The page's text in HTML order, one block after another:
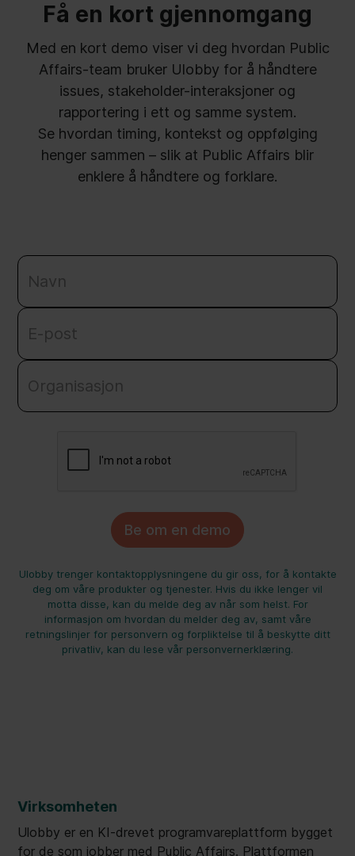
Få en kort gjennomgang
Med en kort demo viser vi deg hvordan Public
Affairs-team bruker Ulobby for å håndtere
issues, stakeholder-interaksjoner og
rapportering i ett og samme system.
Se hvordan timing, kontekst og oppfølging
henger sammen – slik at Public Affairs blir
enklere å håndtere og forklare.
Ulobby trenger kontaktopplysningene du gir oss, for å kontakte
deg om våre produkter og tjenester. Hvis du ikke lenger vil
motta disse, kan du melde deg av når som helst. For
informasjon om hvordan du melder deg av, samt våre
retningslinjer for personvern og forpliktelse til å beskytte ditt
privatliv, kan du lese vår personvernerklæring.
Virksomheten
Ulobby er en KI-drevet programvareplattform bygget
for de som jobber med Public Affairs. Plattformen